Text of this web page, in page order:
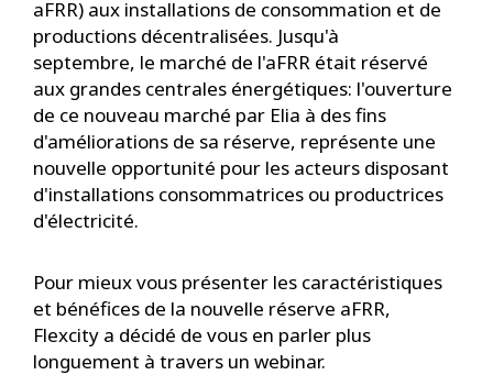
aFRR) aux installations de consommation et de
productions décentralisées. Jusqu'à
septembre, le marché de l'aFRR était réservé
aux grandes centrales énergétiques: l'ouverture
de ce nouveau marché par Elia à des fins
d'améliorations de sa réserve, représente une
nouvelle opportunité pour les acteurs disposant
d'installations consommatrices ou productrices
d'électricité.
Pour mieux vous présenter les caractéristiques
et bénéfices de la nouvelle réserve aFRR,
Flexcity a décidé de vous en parler plus
longuement à travers un webinar.